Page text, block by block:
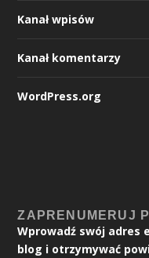
Kanał wpisów
Kanał komentarzy
WordPress.org
ZAPRENUMERUJ
Wprowadź swój adres
blog i otrzymywać